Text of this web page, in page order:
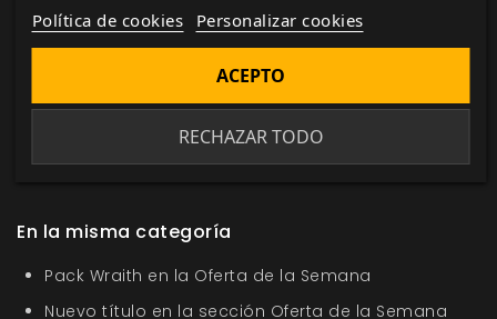
descarga
Tierras del Sueño deep web
En la misma categoría
Pack Wraith en la Oferta de la Semana
Nuevo título en la sección Oferta de la Semana
Política de cookies Personalizar cookies
RECHAZAR TODO
ACEPTO